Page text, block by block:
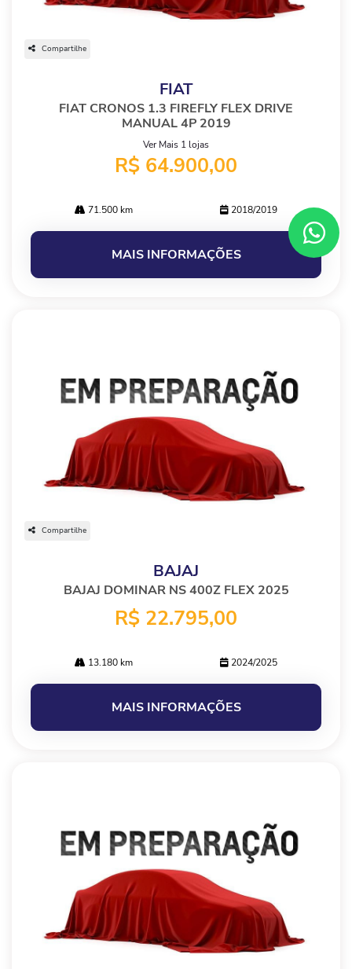
Compartilhe
FIAT
FIAT CRONOS 1.3 FIREFLY FLEX DRIVE
MANUAL 4P 2019
Ver Mais 1 lojas
R$ 64.900,00
71.500 km 2018/2019
MAIS INFORMAÇÕES
Compartilhe
BAJAJ
BAJAJ DOMINAR NS 400Z FLEX 2025
R$ 22.795,00
13.180 km 2024/2025
MAIS INFORMAÇÕES